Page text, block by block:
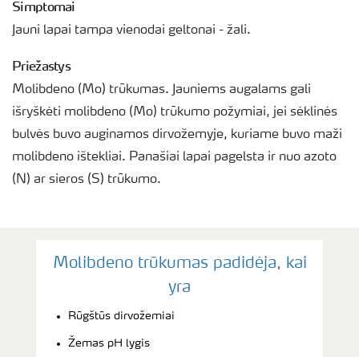
Simptomai
Jauni lapai tampa vienodai geltonai - žali.
Priežastys
Molibdeno (Mo) trūkumas. Jauniems augalams gali
išryškėti molibdeno (Mo) trūkumo požymiai, jei sėklinės
bulvės buvo auginamos dirvožemyje, kuriame buvo maži
molibdeno ištekliai. Panašiai lapai pagelsta ir nuo azoto
(N) ar sieros (S) trūkumo.
Molibdeno trūkumas padidėja, kai
yra
Rūgštūs dirvožemiai
Žemas pH lygis